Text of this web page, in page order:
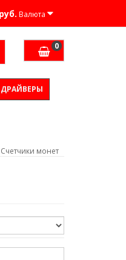
руб. Валюта
0
Счетчики монет